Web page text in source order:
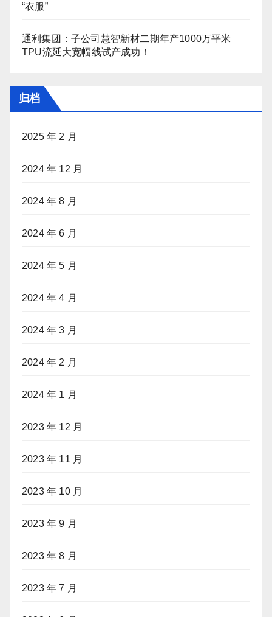
“衣服”
通利集团：子公司慧智新材二期年产1000万平米
TPU流延大宽幅线试产成功！
归档
2025 年 2 月
2024 年 12 月
2024 年 8 月
2024 年 6 月
2024 年 5 月
2024 年 4 月
2024 年 3 月
2024 年 2 月
2024 年 1 月
2023 年 12 月
2023 年 11 月
2023 年 10 月
2023 年 9 月
2023 年 8 月
2023 年 7 月